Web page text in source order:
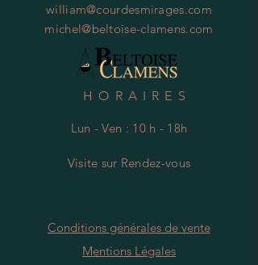
william@courdesmirages.com
michel@beltoise-clamens.com
HORAIRES
Lun - Ven : 10 h - 18h
Visite sur Rendez-vous
Conditions générales de vente
Mentions Légales